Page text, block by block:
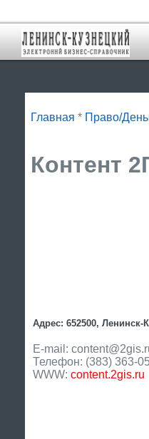
Главная * Право/
Контент
Адрес: 652500, Ленинск-
E-mail:
Телефон: (383) 363-
WWW: content.2gis.ru